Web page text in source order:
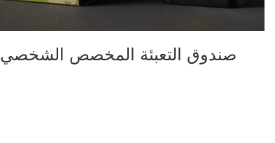
صندوق التعبئة المخصص الشخصي